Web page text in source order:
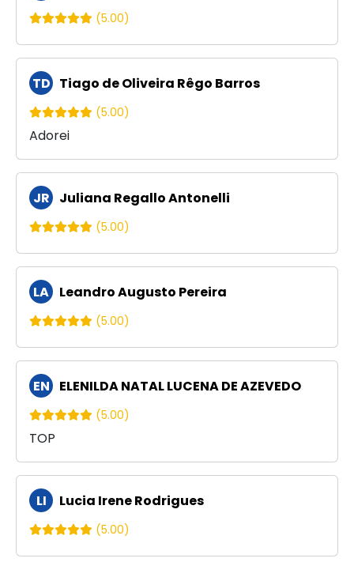
(5.00)
TD Tiago de Oliveira Rêgo Barros
(5.00)
Adorei
JR Juliana Regallo Antonelli
(5.00)
LA Leandro Augusto Pereira
(5.00)
EN ELENILDA NATAL LUCENA DE AZEVEDO
(5.00)
TOP
LI Lucia Irene Rodrigues
(5.00)